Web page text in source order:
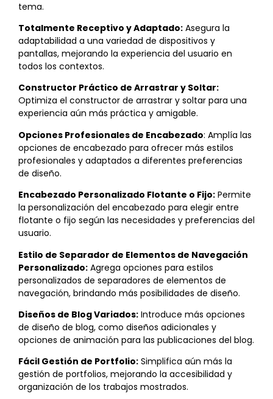
tema.
Totalmente Receptivo y Adaptado: Asegura la
adaptabilidad a una variedad de dispositivos y
pantallas, mejorando la experiencia del usuario en
todos los contextos.
Constructor Práctico de Arrastrar y Soltar:
Optimiza el constructor de arrastrar y soltar para una
experiencia aún más práctica y amigable.
Opciones Profesionales de Encabezado: Amplía las
opciones de encabezado para ofrecer más estilos
profesionales y adaptados a diferentes preferencias
de diseño.
Encabezado Personalizado Flotante o Fijo: Permite
la personalización del encabezado para elegir entre
flotante o fijo según las necesidades y preferencias del
usuario.
Estilo de Separador de Elementos de Navegación
Personalizado: Agrega opciones para estilos
personalizados de separadores de elementos de
navegación, brindando más posibilidades de diseño.
Diseños de Blog Variados: Introduce más opciones
de diseño de blog, como diseños adicionales y
opciones de animación para las publicaciones del blog.
Fácil Gestión de Portfolio: Simplifica aún más la
gestión de portfolios, mejorando la accesibilidad y
organización de los trabajos mostrados.